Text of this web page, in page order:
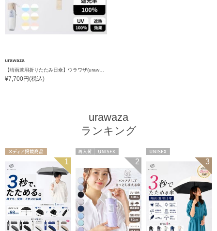
urawaza
【晴雨兼用折りたたみ日傘】ウラワザ(urawaza）ボーダー 55㎝ 折りたたみ傘 晴雨兼用 遮光100% UV100%
¥7,700円(税込)
urawaza
ランキング
品
UNISEX 1 2 3